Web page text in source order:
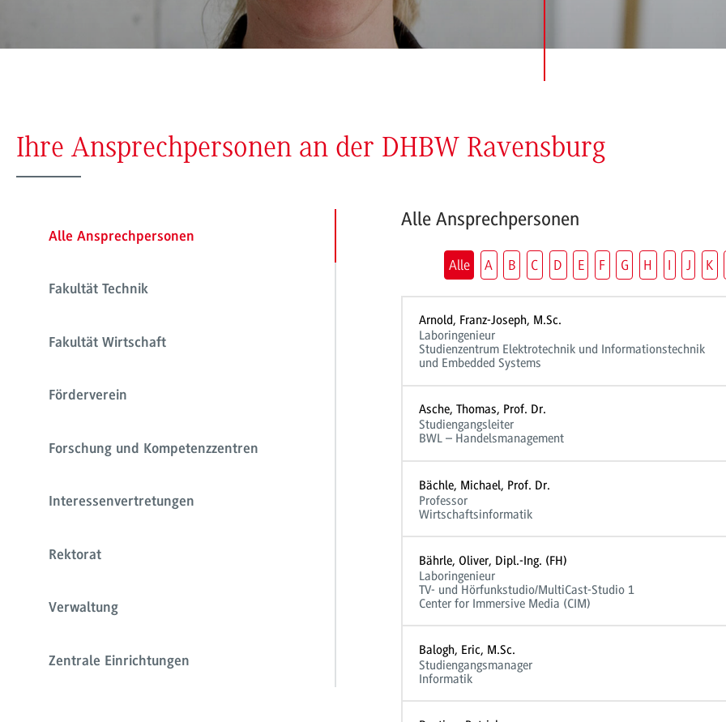
Ihre Ansprechpersonen an der DHBW Ravensburg
Alle Ansprechpersonen
Fakultät Technik
Fakultät Wirtschaft
Förderverein
Forschung und Kompetenzzentren
Interessenvertretungen
Rektorat
Verwaltung
Zentrale Einrichtungen
Alle Ansprechpersonen
Alle A B C D E F G H I J K
Arnold, Franz-Joseph, M.Sc.
Laboringenieur
Studienzentrum Elektrotechnik und Informationstechnik
und Embedded Systems
Asche, Thomas, Prof. Dr.
Studiengangsleiter
BWL – Handelsmanagement
Bächle, Michael, Prof. Dr.
Professor
Wirtschaftsinformatik
Bährle, Oliver, Dipl.-Ing. (FH)
Laboringenieur
TV- und Hörfunkstudio/MultiCast-Studio 1
Center for Immersive Media (CIM)
Balogh, Eric, M.Sc.
Studiengangsmanager
Informatik